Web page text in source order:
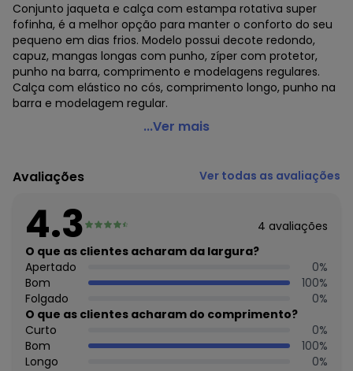
Conjunto jaqueta e calça com estampa rotativa super
fofinha, é a melhor opção para manter o conforto do seu
pequeno em dias frios. Modelo possui decote redondo,
capuz, mangas longas com punho, zíper com protetor,
punho na barra, comprimento e modelagens regulares.
Calça com elástico no cós, comprimento longo, punho na
barra e modelagem regular.
Fakini Kids - Conjunto Jaqueta com Capuz e Calça Bebê
Código do produto: 7257802
Comprimento da Manga: Longa
Cintura: Alta
Decote Frente : Redondo
Decote Costas: Redondo
Fornecedor: FAKINI MALHAS LTDA / CNPJ 50.821.880/0018-8
Feito: BRASIL
Cuidados para conservação do produto: LAVAGEM A
MÃO/TEMPERATURA MÁXIMA 40ºC - NÃO ALVEJAR ¿ NÃO
SECAR EM TAMBOR ¿ SECAGEM EM VARAL A SOMBRA ¿
TEMPERATURA MÁXIMA DA BASE DO FERRO A 110°C SEM
VAPOR ¿ NÃO LIMPAR A SECO.
...Ver mais
Avaliações Ver todas as avaliações
4.3 4 avaliações
O que as clientes acharam da largura?
Apertado
0%
Bom
100%
Folgado
0%
O que as clientes acharam do comprimento?
Curto
0%
Bom
100%
Longo
0%